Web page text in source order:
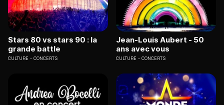
Stars 80 vs stars 90 : la
grande battle
CULTURE CONCERTS
Jean-Louis Aubert - 50
ans avec vous
CULTURE CONCERTS